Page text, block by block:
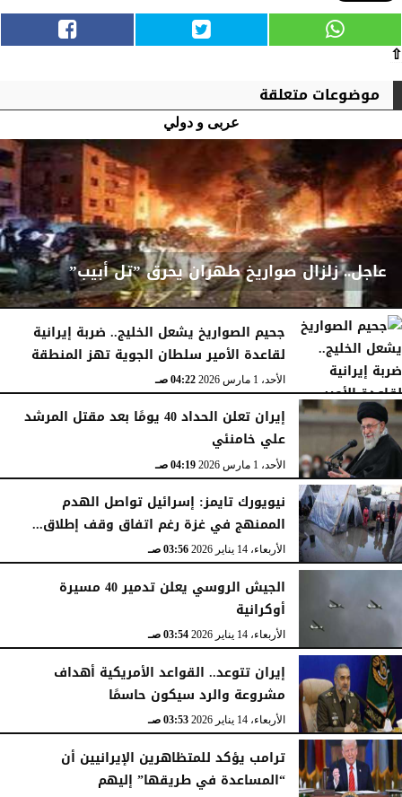
⇧
موضوعات متعلقة
عربى و دولي
عاجل.. زلزال صواريخ طهران يحرق ”تل أبيب”
الأحد، 1 مارس 2026
جحيم الصواريخ يشعل الخليج.. ضربة إيرانية
لقاعدة الأمير سلطان الجوية تهز المنطقة
الأحد، 1 مارس 2026 04:22 صـ
إيران تعلن الحداد 40 يومًا بعد مقتل المرشد
علي خامنئي
الأحد، 1 مارس 2026 04:19 صـ
نيويورك تايمز: إسرائيل تواصل الهدم
الممنهج في غزة رغم اتفاق وقف إطلاق...
الأربعاء، 14 يناير 2026 03:56 صـ
الجيش الروسي يعلن تدمير 40 مسيرة
أوكرانية
الأربعاء، 14 يناير 2026 03:54 صـ
إيران تتوعد.. القواعد الأمريكية أهداف
مشروعة والرد سيكون حاسمًا
الأربعاء، 14 يناير 2026 03:53 صـ
ترامب يؤكد للمتظاهرين الإيرانيين أن
“المساعدة في طريقها” إليهم